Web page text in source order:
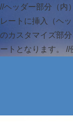
//ヘッダー部分（内
レートに挿入（ヘ
のカスタマイズ部
ートとなります。 //